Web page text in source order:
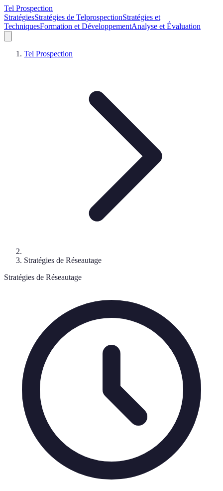
Tel Prospection
StratégiesStratégies de TelprospectionStratégies et
TechniquesFormation et DéveloppementAnalyse et Évaluation
Tel Prospection
Stratégies de Réseautage
Stratégies de Réseautage